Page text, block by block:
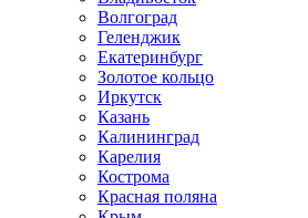
Волгоград
Геленджик
Екатеринбург
Золотое кольцо
Иркутск
Казань
Калининград
Карелия
Кострома
Красная поляна